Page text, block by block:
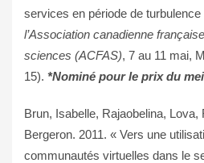
services en période de turbulence
l’Association canadienne
sciences (ACFAS), 7 au 11 mai,
15). *Nominé pour le prix du
Brun, Isabelle, Rajaobelina,
Bergeron. 2011. « Vers une
communautés virtuelles dans le